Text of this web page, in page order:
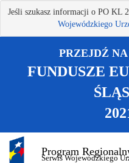
Jeśli szukasz informacji o PO KL
Wojewódzkiego
PRZEJDŹ
FUNDUSZE
Program
Serwis Wojewódzkiego